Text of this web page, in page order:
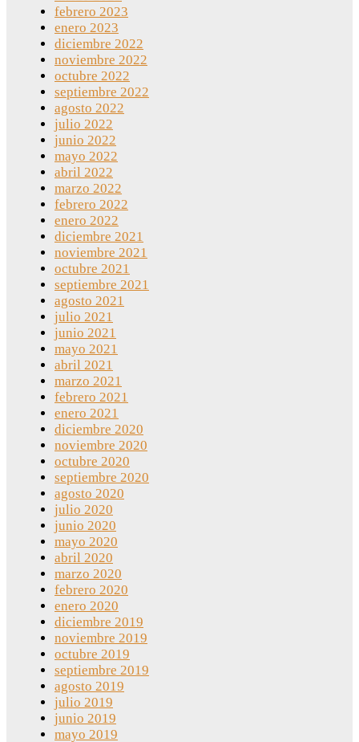
febrero 2023
enero 2023
diciembre 2022
noviembre 2022
octubre 2022
septiembre 2022
agosto 2022
julio 2022
junio 2022
mayo 2022
abril 2022
marzo 2022
febrero 2022
enero 2022
diciembre 2021
noviembre 2021
octubre 2021
septiembre 2021
agosto 2021
julio 2021
junio 2021
mayo 2021
abril 2021
marzo 2021
febrero 2021
enero 2021
diciembre 2020
noviembre 2020
octubre 2020
septiembre 2020
agosto 2020
julio 2020
junio 2020
mayo 2020
abril 2020
marzo 2020
febrero 2020
enero 2020
diciembre 2019
noviembre 2019
octubre 2019
septiembre 2019
agosto 2019
julio 2019
junio 2019
mayo 2019